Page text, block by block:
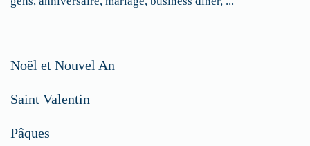
Noël et Nouvel An
Saint Valentin
Pâques